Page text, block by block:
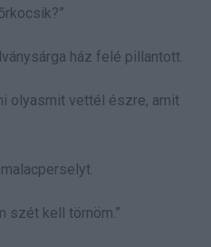
ház felé pillantott.
olyasmit vettél észre, amit
szét kell törnöm.”